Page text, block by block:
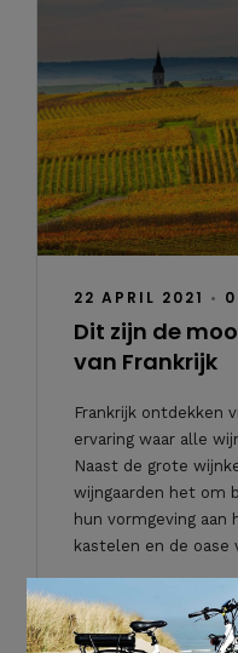
22 APRIL 2021 •
Dit zijn de
van Frankrijk
Frankrijk ontdekken
ervaring waar alle
Naast de grote
wijngaarden het om
hun vormgeving aan
kastelen en de
`Lees verder